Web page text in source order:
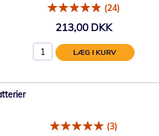
(24)
213,00 DKK
LÆG I KURV
(3)